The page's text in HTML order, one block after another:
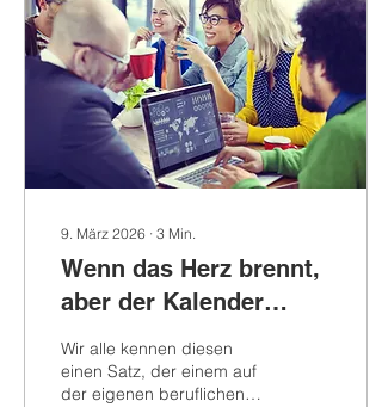
9. März 2026 ∙ 3 Min.
Wenn das Herz brennt,
aber der Kalender
glüht: Warum „Sinn-
Jobs“ beim
Wir alle kennen diesen
einen Satz, der einem auf
der eigenen beruflichen